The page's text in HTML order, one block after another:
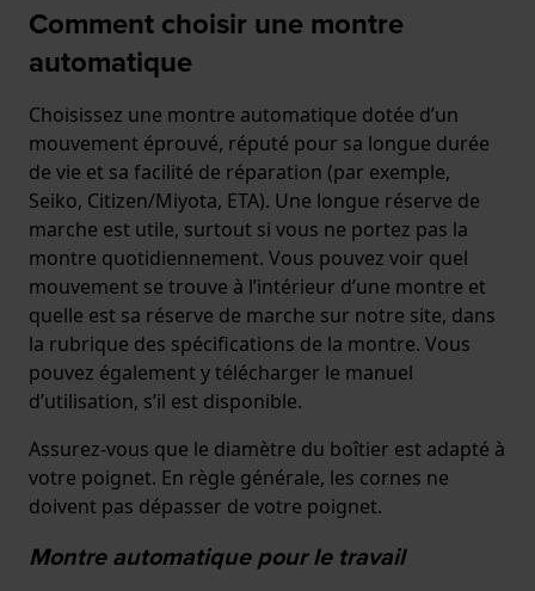
Comment choisir une montre
automatique
Choisissez une montre automatique dotée d’un
mouvement éprouvé, réputé pour sa longue durée
de vie et sa facilité de réparation (par exemple,
Seiko, Citizen/Miyota, ETA). Une longue réserve de
marche est utile, surtout si vous ne portez pas la
montre quotidiennement. Vous pouvez voir quel
mouvement se trouve à l’intérieur d’une montre et
quelle est sa réserve de marche sur notre site, dans
la rubrique des spécifications de la montre. Vous
pouvez également y télécharger le manuel
d’utilisation, s’il est disponible.
Assurez-vous que le diamètre du boîtier est adapté à
votre poignet. En règle générale, les cornes ne
doivent pas dépasser de votre poignet.
Montre automatique pour le travail